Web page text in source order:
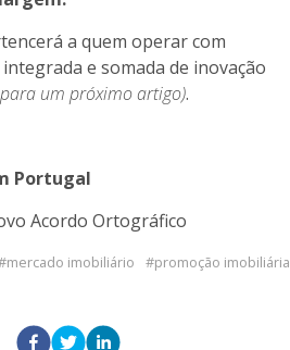
a quem operar com
e somada de inovação
um próximo artigo).
Portugal
Acordo Ortográfico
mercado imobiliário promoção imobiliária